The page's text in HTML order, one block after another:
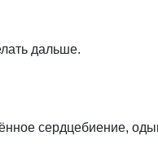
дальше.
сердцебиение,